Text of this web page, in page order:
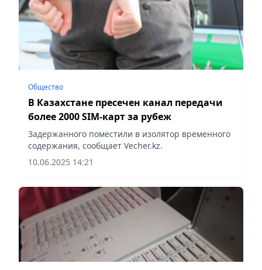
Общество
В Казахстане пресечен канал передачи
более 2000 SIM-карт за рубеж
Задержанного поместили в изолятор временного
содержания, сообщает Vecher.kz.
10.06.2025 14:21